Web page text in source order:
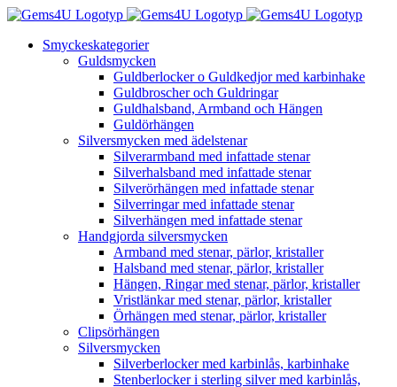
Fortsätt
innehålletSmyckeskategorier
Guldsmycken
Guldberlocker o Guldkedjor med karbinhake
Guldbroscher och Guldringar
Guldhalsband, Armband och Hängen
Guldörhängen
Silversmycken med ädelstenar
Silverarmband med infattade stenar
Silverhalsband med infattade stenar
Silverörhängen med infattade stenar
Silverringar med infattade stenar
Silverhängen med infattade stenar
Handgjorda silversmycken
Armband med stenar, pärlor, kristaller
Halsband med stenar, pärlor, kristaller
Hängen, Ringar med stenar, pärlor, kristaller
Vristlänkar med stenar, pärlor, kristaller
Örhängen med stenar, pärlor, kristaller
Clipsörhängen
Silversmycken
Silverberlocker med karbinlås, karbinhake
Stenberlocker i sterling silver med karbinlås,